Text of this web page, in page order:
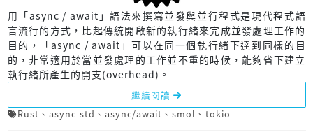
用「async / await」語法來撰寫並發與並行程式是現代程式語
言流行的方式，比起傳統開啟新的執行緒來完成並發處理工作的
目的，「async / await」可以在同一個執行緒下達到同樣的目
的，非常適用於當並發處理的工作並不重的時候，能夠省下建立
執行緒所產生的開支(overhead)。
繼續閱讀
Rust 、 async-std 、 async/await 、 smol 、 tokio